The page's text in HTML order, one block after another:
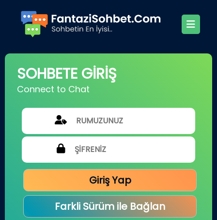
SOHBETE GİRİŞ
Connect to Chat
Giriş Yap
Farkli Sürüm ile Bağlan